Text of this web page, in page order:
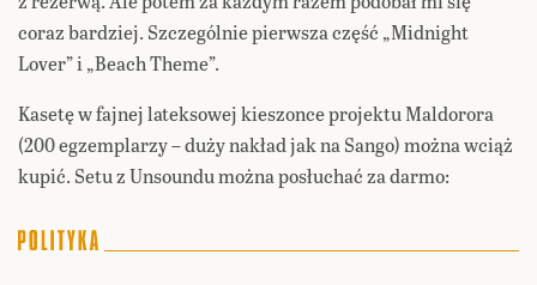
coraz bardziej. Szczególnie pierwsza część „Midnight
Lover” i „Beach Theme”.
Kasetę w fajnej lateksowej kieszonce projektu Maldorora
(200 egzemplarzy – duży nakład jak na Sango) można wciąż
kupić. Setu z Unsoundu można posłuchać za darmo: